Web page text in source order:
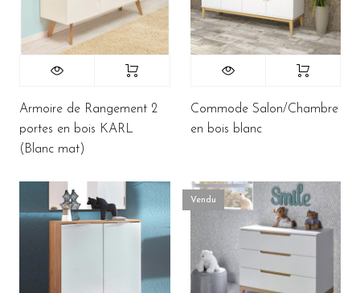
Armoire de Rangement 2
portes en bois KARL
(Blanc mat)
Commode Salon/Chambre
en bois blanc
Vendu